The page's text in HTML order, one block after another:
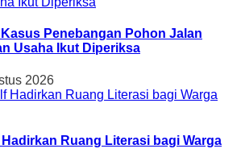
Penebangan Pohon Jalan
Usaha Ikut Diperiksa
2026
Ruang Literasi bagi Warga